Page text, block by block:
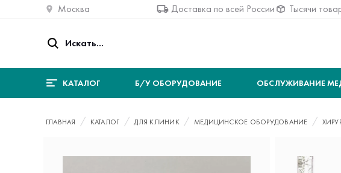
Москва Доставка по всей России Тысячи
КАТАЛОГ Б/У ОБОРУДОВАНИЕ ОБСЛУЖИВАНИЕ
ГЛАВНАЯ КАТАЛОГ ДЛЯ КЛИНИК МЕДИЦИНСКОЕ ОБОРУДОВАНИЕ